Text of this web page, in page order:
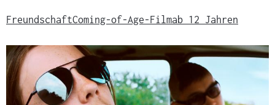
FreundschaftComing-of-Age-Filmab 12 Jahren